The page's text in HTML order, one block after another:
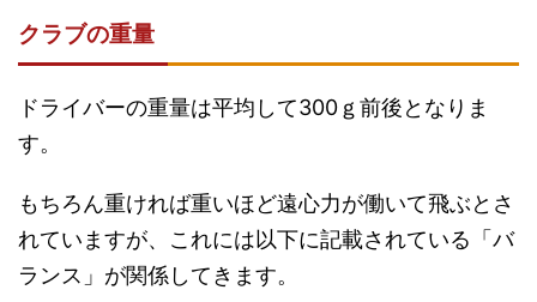
クラブの重量
ドライバーの重量は平均して300ｇ前後となりま
す。
もちろん重ければ重いほど遠心力が働いて飛ぶとさ
れていますが、これには以下に記載されている「バ
ランス」が関係してきます。